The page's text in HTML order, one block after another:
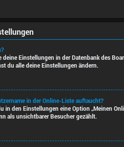
Einstellungen in der Datenbank des
du alle deine Einstellungen ändern.
in der Online-Liste auftaucht?
in den Einstellungen eine Option „Meinen
als unsichtbarer Besucher gezählt.